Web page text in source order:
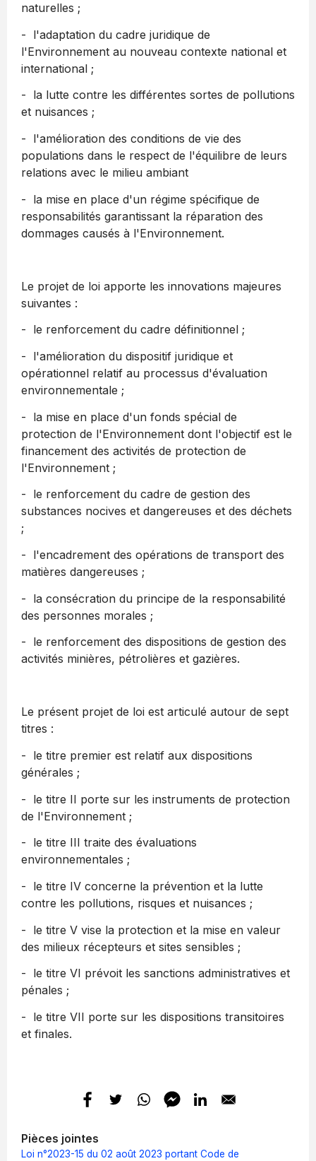
naturelles ;
- l'adaptation du cadre juridique de
l'Environnement au nouveau contexte national et
international ;
- la lutte contre les différentes sortes de pollutions
et nuisances ;
- l'amélioration des conditions de vie des
populations dans le respect de l'équilibre de leurs
relations avec le milieu ambiant
- la mise en place d'un régime spécifique de
responsabilités garantissant la réparation des
dommages causés à l'Environnement.
Le projet de loi apporte les innovations majeures
suivantes :
- le renforcement du cadre définitionnel ;
- l'amélioration du dispositif juridique et
opérationnel relatif au processus d'évaluation
environnementale ;
- la mise en place d'un fonds spécial de
protection de l'Environnement dont l'objectif est le
financement des activités de protection de
l'Environnement ;
- le renforcement du cadre de gestion des
substances nocives et dangereuses et des déchets
;
- l'encadrement des opérations de transport des
matières dangereuses ;
- la consécration du principe de la responsabilité
des personnes morales ;
- le renforcement des dispositions de gestion des
activités minières, pétrolières et gazières.
Le présent projet de loi est articulé autour de sept
titres :
- le titre premier est relatif aux dispositions
générales ;
- le titre II porte sur les instruments de protection
de l'Environnement ;
- le titre III traite des évaluations
environnementales ;
- le titre IV concerne la prévention et la lutte
contre les pollutions, risques et nuisances ;
- le titre V vise la protection et la mise en valeur
des milieux récepteurs et sites sensibles ;
- le titre VI prévoit les sanctions administratives et
pénales ;
- le titre VII porte sur les dispositions transitoires
et finales.
Pièces jointes
Loi n°2023-15 du 02 août 2023 portant Code de